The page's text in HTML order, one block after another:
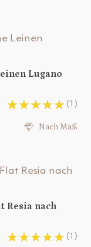
Lugano
(1)
Nach Maß
Resia nach
(1)